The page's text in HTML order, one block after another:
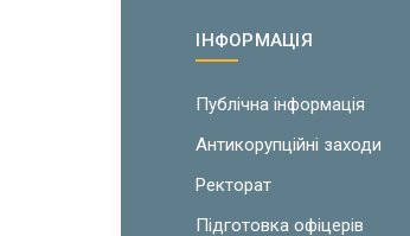
ІНФОРМАЦІЯ
Публічна інформація
Антикорупційні заходи
Ректорат
Підготовка офіцерів